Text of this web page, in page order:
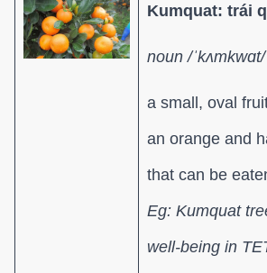
Kumquat: trái
noun /ˈkʌmkwɑt/
a small, oval
an orange and
that can be
Eg: Kumquat
well-being in